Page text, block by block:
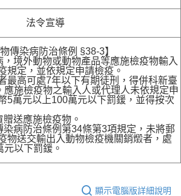
法令宣導
傳染病防治條例 §38-3】
境外動物或動物產品等應施檢疫物輸入
規定，並依規定申請檢疫。
最高可處7年以下有期徒刑，得併科新臺
應施檢疫物之輸入人或代理人未依規定申
5萬元以上100萬元以下罰鍰，並得按次
送應施檢疫物。
染病防治條例第34條第3項規定，未將郵
物送交輸出入動物檢疫機關銷燬者，處
以下罰鍰。
顯示電腦版詳細說明